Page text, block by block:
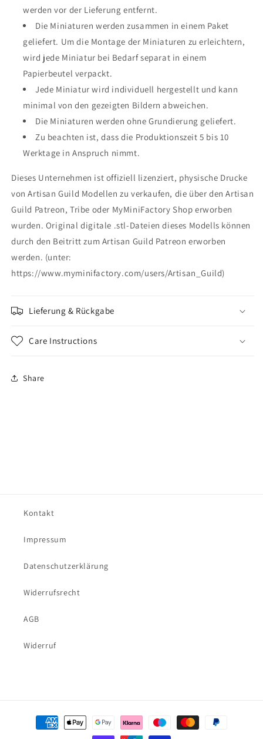
werden vor der Lieferung entfernt.
Die Miniaturen werden zusammen in einem Paket
geliefert. Um die Montage der Miniaturen zu erleichtern,
wird jede Miniatur bei Bedarf separat in einem
Papierbeutel verpackt.
Jede Miniatur wird individuell hergestellt und kann
minimal von den gezeigten Bildern abweichen.
Die Miniaturen werden ohne Grundierung geliefert.
Zu beachten ist, dass die Produktionszeit 5 bis 10
Werktage in Anspruch nimmt.
Dieses Unternehmen ist offiziell lizenziert, physische Drucke
von Artisan Guild Modellen zu verkaufen, die über den Artisan
Guild Patreon, Tribe oder MyMiniFactory Shop erworben
wurden. Original digitale .stl-Dateien dieses Modells können
durch den Beitritt zum Artisan Guild Patreon erworben
werden. (unter:
https://www.myminifactory.com/users/Artisan_Guild)
Lieferung & Rückgabe
Care Instructions
Share
Kontakt
Impressum
Datenschutzerklärung
Widerrufsrecht
AGB
Widerruf
Zahlungsmethoden